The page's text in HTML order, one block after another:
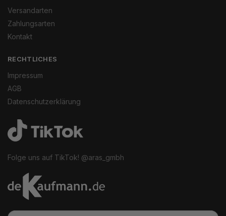
Versandarten
Zahlungsarten
Kontakt
RECHTLICHES
Impressum
AGB
Datenschutzerklärung
Folge uns auf TikTok! @aras_gmbh